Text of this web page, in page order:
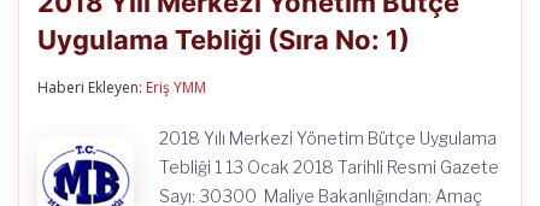
Yönetim
Bütçe
Uygulama
1)
için
Uygulama Tebliği (Sıra No: 1)
Haberi Ekleyen: Eriş YMM
2018 Yılı Merkezi Yönetim Bütçe Uygulama
Tebliği 1 13 Ocak 2018 Tarihli Resmi Gazete
Sayı: 30300 Maliye Bakanlığından: Amaç